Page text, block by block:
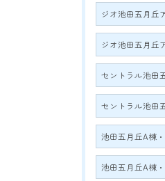
ジオ池田五月
ジオ池田五月
セントラル池田
セントラル池田
池田五月丘A棟
池田五月丘A棟